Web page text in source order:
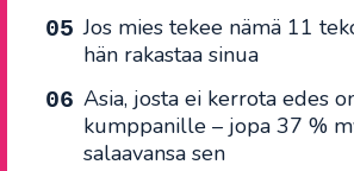
Jos mies tekee nämä 11
hän rakastaa sinua
Asia, josta ei kerrota edes
kumppanille – jopa 37 %
salaavansa sen